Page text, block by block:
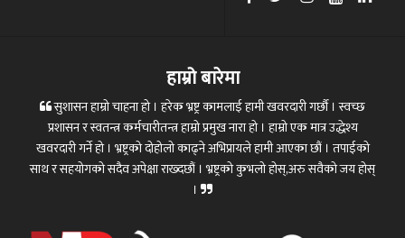
हाम्रो बारेमा
सुशासन हाम्रो चाहना हो । हरेक भ्रष्ट्र कामलाई हामी खवरदारी गर्छौ । स्वच्छ
प्रशासन र स्वतन्त्र कर्मचारीतन्त्र हाम्रो प्रमुख नारा हो । हाम्रो एक मात्र उद्धेश्य
खवरदारी गर्ने हो । भ्रष्ट्रको दोहोलो काढ्ने अभिप्रायले हामी आएका छौं । तपाईको
साथ र सहयोगको सदैव अपेक्षा राख्दछौं । भ्रष्ट्रको कुभलो होस्,अरु सवैको जय होस्
।